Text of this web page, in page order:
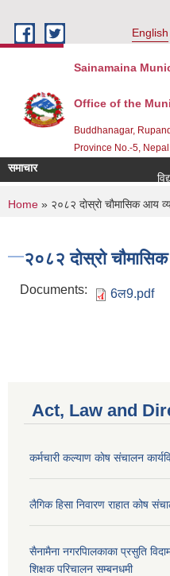
English
Sainamaina
Office of the
Buddhanagar,
Province No.-5, Nepal
समाचार
You are here
Home » २०८२ दाेस्राे चाैमासिक आय
२०८२ दाेस्राे
Documents: 6ल9.pdf
Act, Law and
कर्मचारी कल्याण काेष संचालन
लैगिक हिसा निवारण राहात कोष
सैनामैना नगरपािलकाका प्रसुति
शिक्षक परिचालन सम्बनधमी